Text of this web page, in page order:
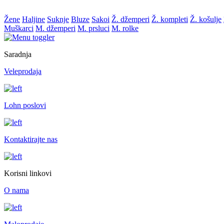
Žene Haljine Suknje Bluze Sakoi Ž. džemperi Ž. kompleti Ž. košulje
Muškarci M. džemperi M. prsluci M. rolke
Saradnja
Veleprodaja
Lohn poslovi
Kontaktirajte nas
Korisni linkovi
O nama